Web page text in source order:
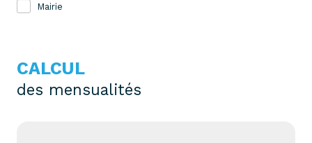
Mairie
CALCUL
des mensualités